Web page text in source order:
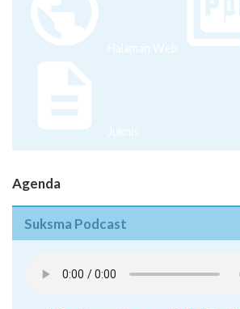
Halaman Web
Juknis
Agenda
Suksma Podcast